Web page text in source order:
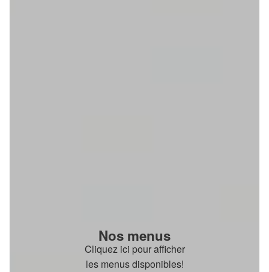
Nos menus
Cliquez ici pour afficher
les menus disponibles!